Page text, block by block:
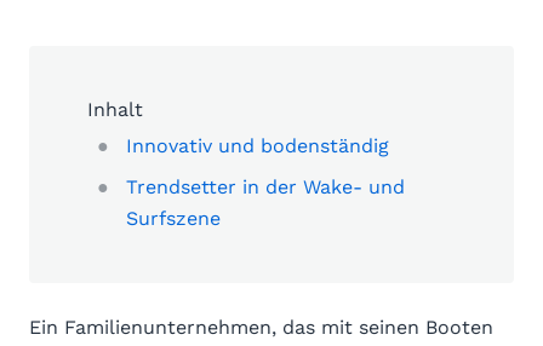
Inhalt
Innovativ und bodenständig
Trendsetter in der Wake- und
Surfszene
Ein Familienunternehmen, das mit seinen Booten